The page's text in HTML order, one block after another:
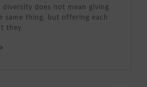
does not mean giving
same thing, but offering each
they